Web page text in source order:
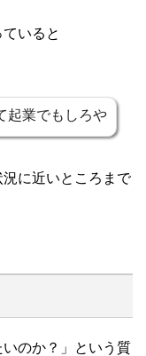
いると
起業でもしろや
に近いところまで
のか？」という質